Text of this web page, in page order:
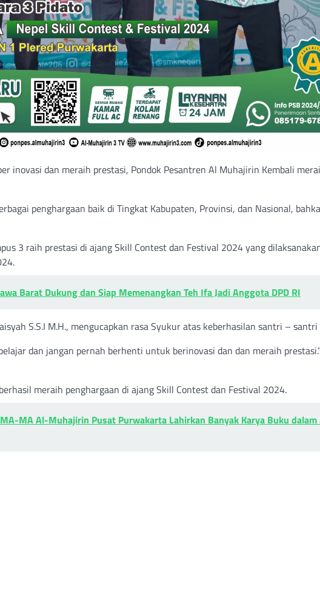
inovasi dan meraih prestasi, Pondok Pesantren Al Muhajirin Kembali
penghargaan baik di Tingkat Kabupaten, Provinsi, dan Nasional,
3 raih prestasi di ajang Skill Contest dan Festival 2024 yang
Barat Dukung dan Siap Memenangkan Teh Ifa Jadi Anggota DPD RI
S.S.I M.H., mengucapkan rasa Syukur atas keberhasilan santri – santri
dan jangan pernah berhenti untuk berinovasi dan dan meraih
meraih penghargaan di ajang Skill Contest dan Festival 2024.
MA Al-Muhajirin Pusat Purwakarta Lahirkan Banyak Karya Buku dalam